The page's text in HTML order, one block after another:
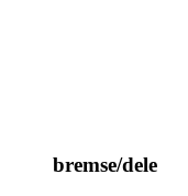
bremse/dele